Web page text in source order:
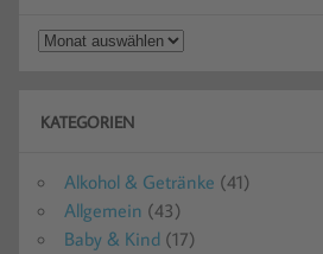
Vergangenes
KATEGORIEN
Alkohol & Getränke (41)
Allgemein (43)
Baby & Kind (17)